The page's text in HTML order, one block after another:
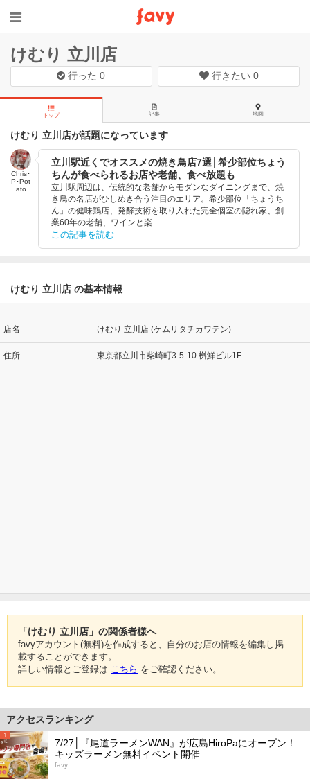
けむり 立川店
行った0 行きたい 0
トップ 記事 地図
けむり 立川店が話題になっています
Chris･
P･Pot
ato
立川駅近くでオススメの焼き鳥店7選│希少部位ちょう
ちんが食べられるお店や老舗、食べ放題も
立川駅周辺は、伝統的な老舗からモダンなダイニングまで、焼
き鳥の名店がひしめき合う注目のエリア。希少部位「ちょうち
ん」の健味鶏店、発酵技術を取り入れた完全個室の隠れ家、創
業60年の老舗、ワインと楽...
この記事を読む
けむり 立川店 の基本情報
店名 けむり 立川店 (ケムリタチカワテン)
住所 東京都立川市柴崎町3-5-10 桝鮮ビル1F
「けむり 立川店」の関係者様へ
favyアカウント(無料)を作成すると、自分のお店の情報を編集し掲
載することができます。
詳しい情報とご登録は こちら をご確認ください。
アクセスランキング
1
7/27│『尾道ラーメンWAN』が広島HiroPaにオープン！
キッズラーメン無料イベント開催
favy